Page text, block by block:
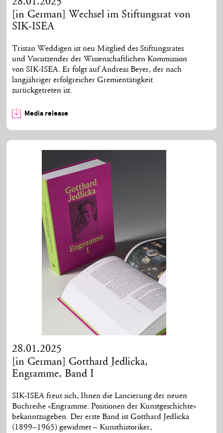
[in German] Wechsel im Stiftungsrat von
SIK-ISEA
Tristan Weddigen ist neu Mitglied des Stiftungsrates
und Vorsitzender der Wissenschaftlichen Kommission
von SIK-ISEA. Er folgt auf Andreas Beyer, der nach
langjähriger erfolgreicher Gremientätigkeit
zurückgetreten ist.
Media release
28.01.2025
[in German] Gotthard Jedlicka,
Engramme, Band I
SIK-ISEA freut sich, Ihnen die Lancierung der neuen
Buchreihe «Engramme. Positionen der Kunstgeschichte»
bekanntzugeben. Der erste Band ist Gotthard Jedlicka
(1899–1965) gewidmet – Kunsthistoriker,